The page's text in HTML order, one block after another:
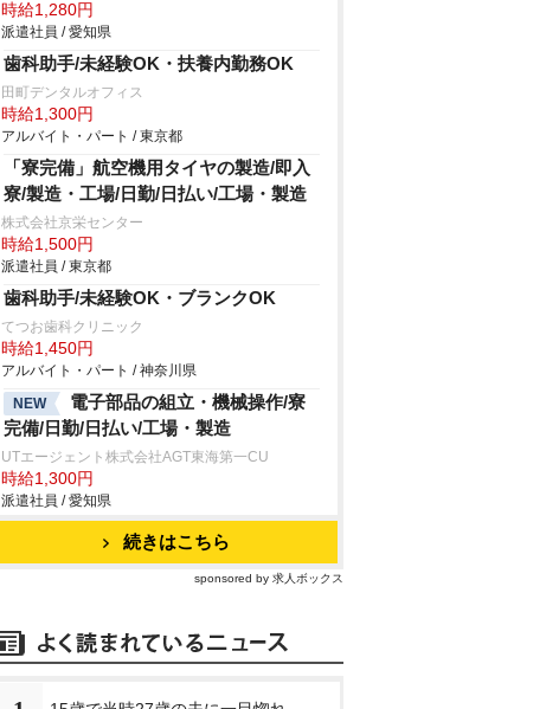
時給1,280円
派遣社員 / 愛知県
歯科助手/未経験OK・扶養内勤務OK
田町デンタルオフィス
時給1,300円
アルバイト・パート / 東京都
「寮完備」航空機用タイヤの製造/即入
寮/製造・工場/日勤/日払い/工場・製造
株式会社京栄センター
時給1,500円
派遣社員 / 東京都
歯科助手/未経験OK・ブランクOK
てつお歯科クリニック
時給1,450円
アルバイト・パート / 神奈川県
NEW
電子部品の組立・機械操作/寮
完備/日勤/日払い/工場・製造
UTエージェント株式会社AGT東海第一CU
時給1,300円
派遣社員 / 愛知県
続きはこちら
sponsored by 求人ボックス